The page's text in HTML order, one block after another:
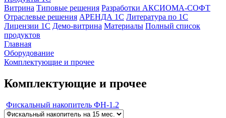
Витрина Типовые решения Разработки АКСИОМА-СОФТ
Отраслевые решения АРЕНДА 1С Литература по 1С
Лицензии 1C Демо-витрина Материалы Полный список
продуктов
Главная
Оборудование
Комплектующие и прочее
Комплектующие и прочее
Фискальный накопитель ФН-1.2